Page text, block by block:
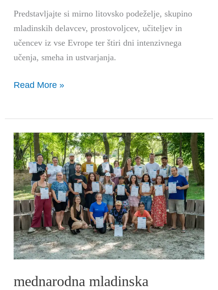
Predstavljajte si mirno litovsko podeželje, skupino
mladinskih delavcev, prostovoljcev, učiteljev in
učencev iz vse Evrope ter štiri dni intenzivnega
učenja, smeha in ustvarjanja.
Read More »
mednarodna mladinska
mednarodna
mladinska
izmenjava
na
slovaškem